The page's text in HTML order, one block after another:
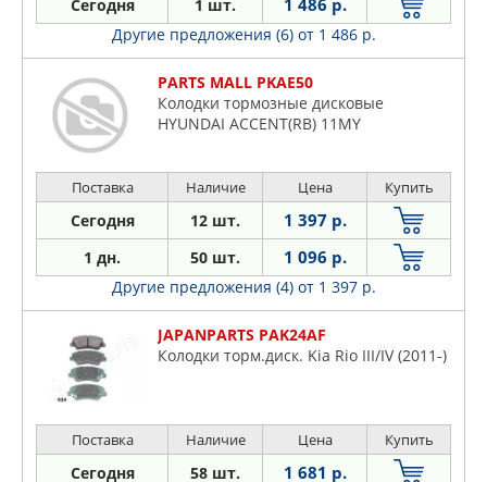
Сегодня 1 шт. 1 486 р.
Другие предложения (6) от 1 486 р.
PARTS MALL PKAE50
Колодки тормозные дисковые
HYUNDAI ACCENT(RB) 11MY
Поставка Наличие Цена Купить
Сегодня 12 шт. 1 397 р.
1 дн. 50 шт. 1 096 р.
Другие предложения (4) от 1 397 р.
JAPANPARTS PAK24AF
Колодки торм.диск. Kia Rio III/IV (2011-)
Поставка Наличие Цена Купить
Сегодня 58 шт. 1 681 р.